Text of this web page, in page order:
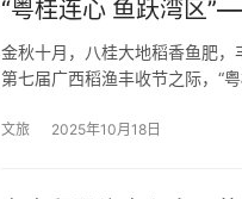
“粤桂连心 鱼跃湾区
金秋十月，八桂大地稻香鱼肥
第七届广西稻渔丰收节之际，“
文旅 2025年10月18日